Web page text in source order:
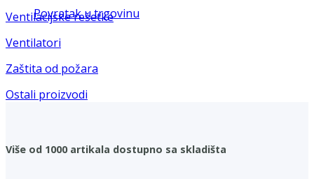
Povratak u trgovinu
Ventilacijske rešetke
Ventilatori
Zaštita od požara
Ostali proizvodi
Više od 1000 artikala dostupno sa skladišta